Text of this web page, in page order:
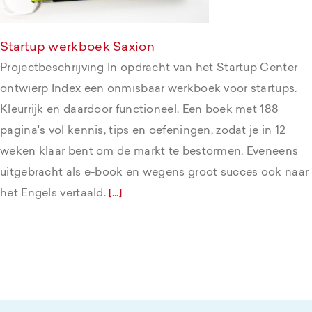
Startup werkboek Saxion
Projectbeschrijving In opdracht van het Startup Center
ontwierp Index een onmisbaar werkboek voor startups.
Kleurrijk en daardoor functioneel. Een boek met 188
pagina's vol kennis, tips en oefeningen, zodat je in 12
weken klaar bent om de markt te bestormen. Eveneens
uitgebracht als e-book en wegens groot succes ook naar
het Engels vertaald. [...]